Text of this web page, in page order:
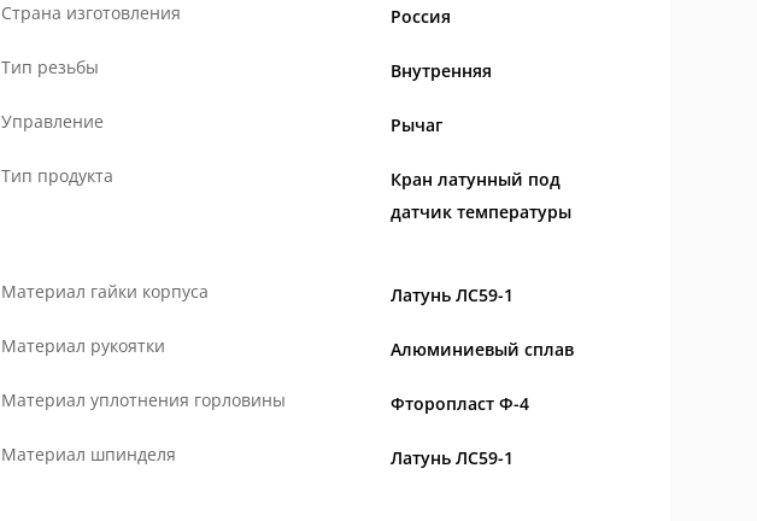
Страна изготовления Россия
Тип резьбы Внутренняя
Управление Рычаг
Тип продукта
Кран латунный под
датчик температуры
Материал гайки корпуса Латунь ЛС59-1
Материал рукоятки Алюминиевый сплав
Материал уплотнения горловины Фторопласт Ф-4
Материал шпинделя Латунь ЛС59-1